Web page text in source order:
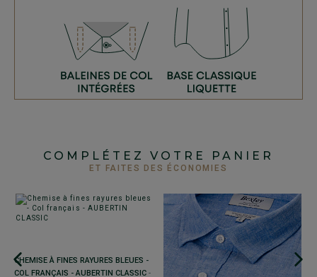
COMPLÉTEZ VOTRE PANIER
ET FAITES DES ÉCONOMIES
CHEMISE À FINES RAYURES BLEUES -
COL FRANÇAIS - AUBERTIN CLASSIC -